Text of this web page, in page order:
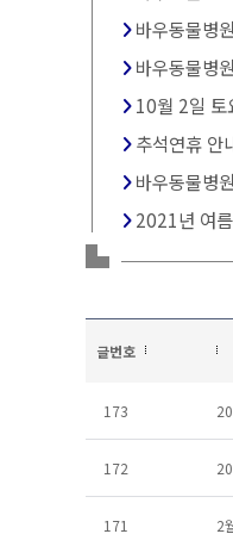
바우동물병
바우동물병
10월 2일 토
추석연휴 안
바우동물병
2021년 여
글번호
173
172
171 2